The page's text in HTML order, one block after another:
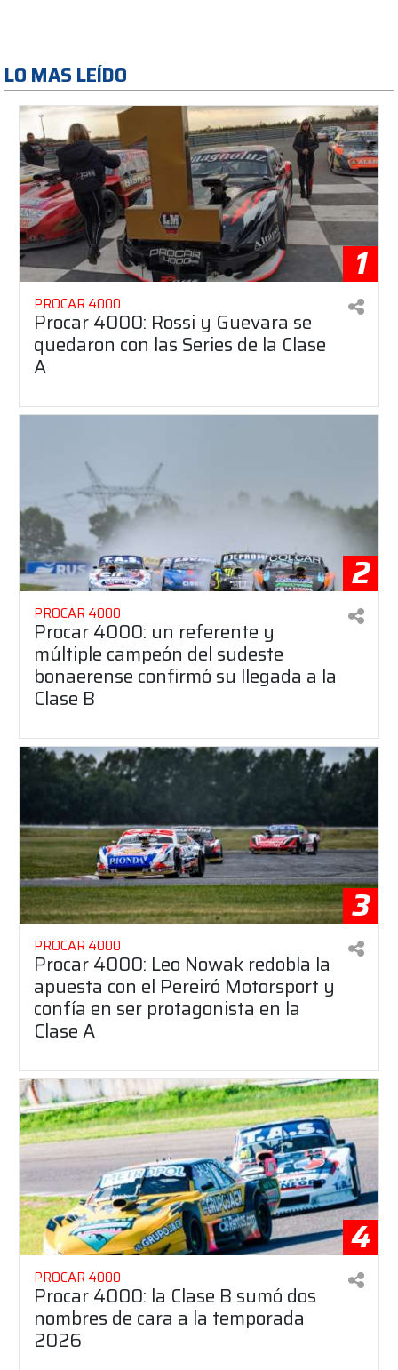
LO MAS LEÍDO
1
PROCAR 4000
Procar 4000: Rossi y Guevara se
quedaron con las Series de la Clase
A
2
PROCAR 4000
Procar 4000: un referente y
múltiple campeón del sudeste
bonaerense confirmó su llegada a la
Clase B
3
PROCAR 4000
Procar 4000: Leo Nowak redobla la
apuesta con el Pereiró Motorsport y
confía en ser protagonista en la
Clase A
4
PROCAR 4000
Procar 4000: la Clase B sumó dos
nombres de cara a la temporada
2026